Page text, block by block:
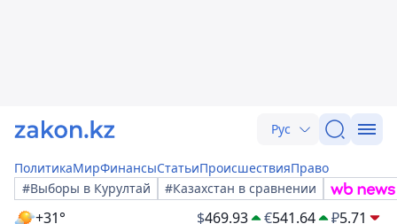
Рус
ПолитикаМирФинансыСтатьиПроисшествияПраво
#Выборы в Курултай
#Казахстан в сравнении
+31° $469.93 €541.64 ₽5.71